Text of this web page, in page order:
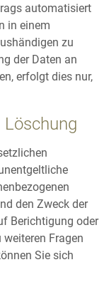
automatisiert
in einem
zu
der Daten an
erfolgt dies nur,
den Zweck der
Berichtigung oder
Fragen
Sie sich